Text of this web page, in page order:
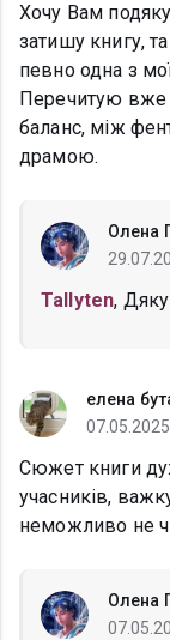
Хочу Вам
затишу книгу,
певно одна з
Перечитую вже
баланс, між
драмою.
Олена
Tallyten,
елена
Сюжет книги
учасників,
неможливо не
Олена